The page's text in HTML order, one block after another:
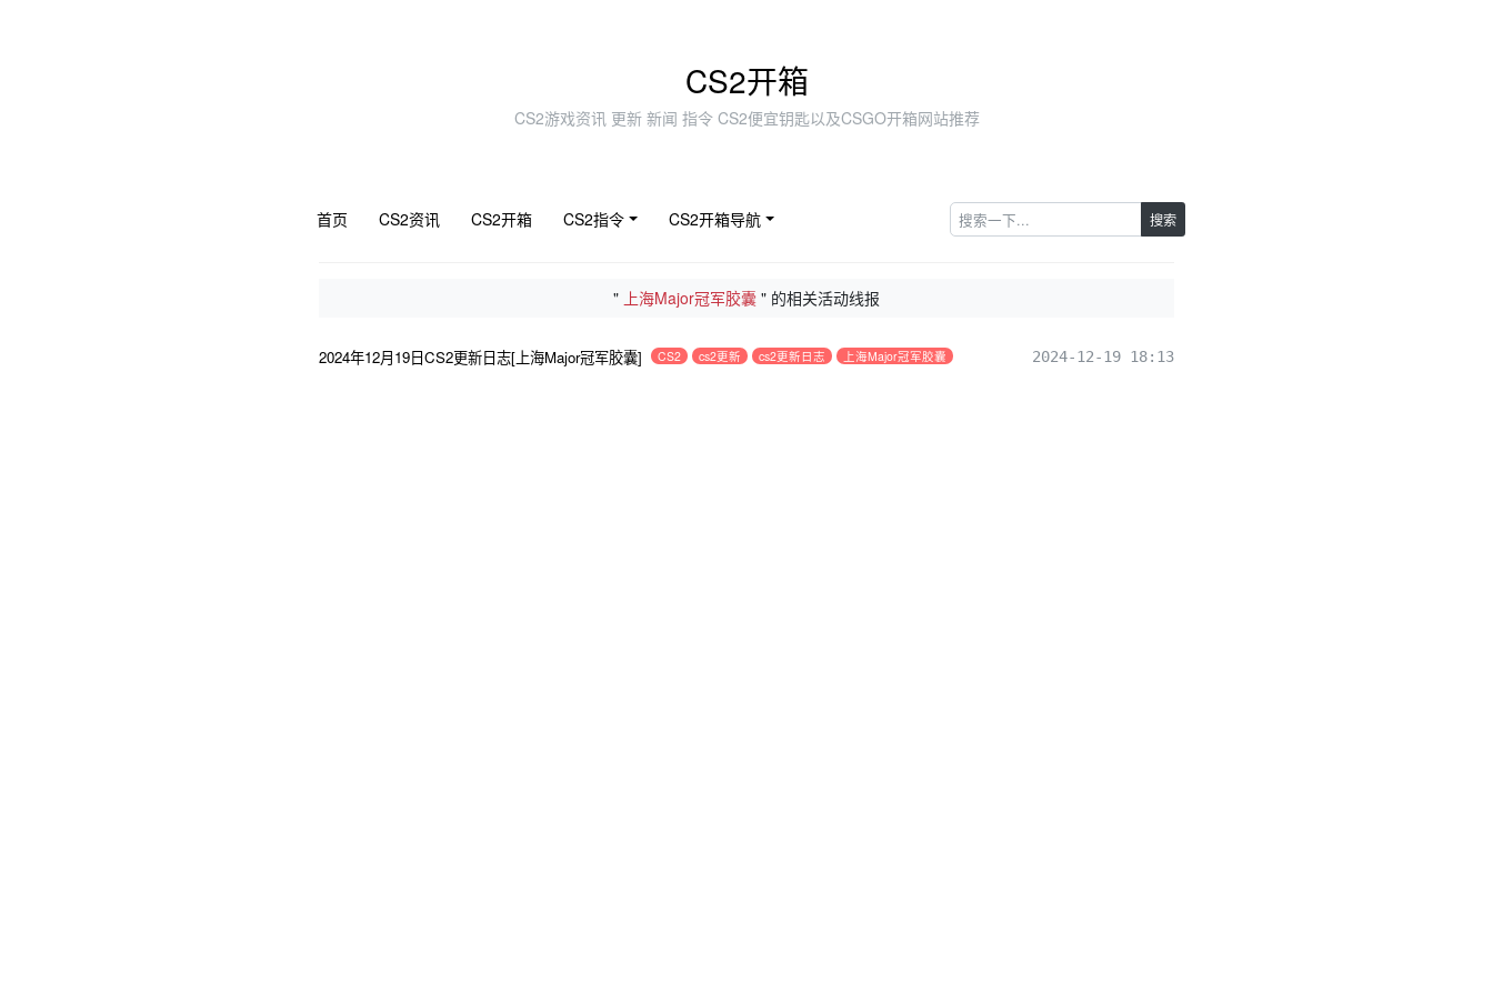
CS2开箱
CS2游戏资讯 更新 新闻 指令 CS2便宜钥匙以及CSGO开箱网站推荐
首页 CS2资讯 CS2开箱 CS2指令 CS2开箱导航 搜索
" 上海Major冠军胶囊 " 的相关活动线报
2024年12月19日CS2更新日志[上海Major冠军胶囊] CS2 cs2更新 cs2更新日志 上海Major冠军胶囊 2024-12-19 18:13